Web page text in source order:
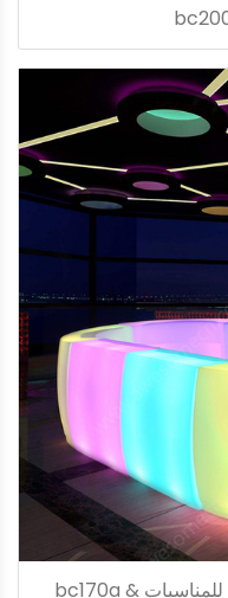
عداد شريط led | بار قهوة متنقل للمناسبات bc170a &